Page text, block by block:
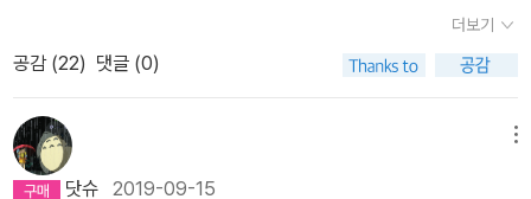
는 어떤 결론을 특정 짓는 것보다는 자유롭게 상상하고 진정한 의미
로 수렴이 되어 망각이 되고, 망각되어 버린 기억은 다시 유물이라는
몸으로 부활한다. 고고학자에게 유물이란 다시 살아난 기억의 편린이
다. 이 조각들을 하나하나 짜맞추어가는 과정에서 ‘과거’는 ‘현재’를
비추는 거울이 되어 준다. 과거의 인류도 현재의 우리와 똑같이 희로
되었단다.고고학자라고 하면 영화 속에서자주 등장하는 사람이라고
만 생각했는데, 우리나라에서도 고고학을 전공한 사람이 있었구나.
지은이 강인욱 님은 대학에서 고고미술사학과를 전공하고, 지금은 사
학과교수이시기도 하다는구나. 아빠가 고고학에 관련된 책은 처음 읽
는 것 같구나. 고고학이라고 하면 아주 오래 전 인류의 발자취를 연구
더보기
공감 (22) 댓글 (0)
닷슈 2019-09-15